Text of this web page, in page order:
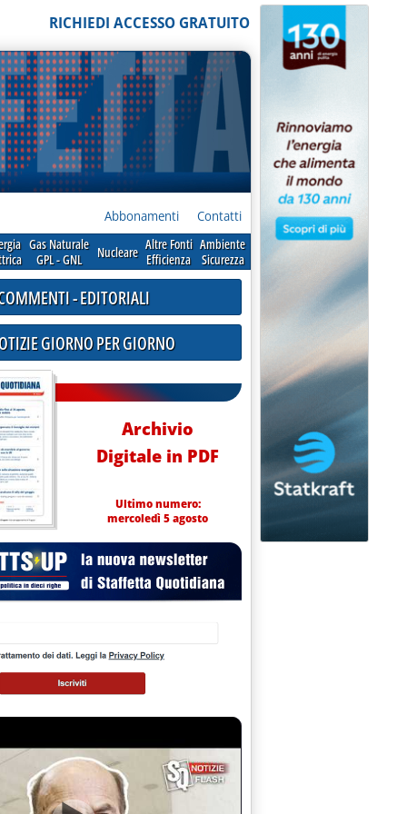
RICHIEDI ACCESSO GRATUITO
Abbonamenti Contatti
Gas Naturale
GPL - GNL
Nucleare Altre Fonti
Efficienza
Ambiente
Sicurezza
- EDITORIALI
GIORNO PER GIORNO
Archivio
Digitale in PDF
Ultimo numero:
mercoledì 5 agosto